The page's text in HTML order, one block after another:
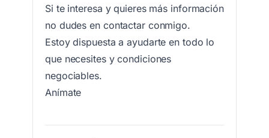
Si te interesa y quieres más información
no dudes en contactar conmigo.
Estoy dispuesta a ayudarte en todo lo
que necesites y condiciones
negociables.
Anímate